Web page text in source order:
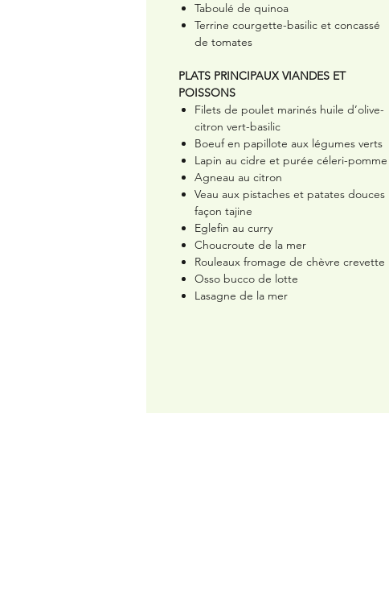
Taboulé de quinoa
Terrine courgette-basilic et concassé
de tomates
PLATS PRINCIPAUX VIANDES ET
POISSONS
Filets de poulet marinés huile d’olive-
citron vert-basilic
Boeuf en papillote aux légumes verts
Lapin au cidre et purée céleri-pomme
Agneau au citron
Veau aux pistaches et patates douces
façon tajine
Eglefin au curry
Choucroute de la mer
Rouleaux fromage de chèvre crevette
Osso bucco de lotte
Lasagne de la mer